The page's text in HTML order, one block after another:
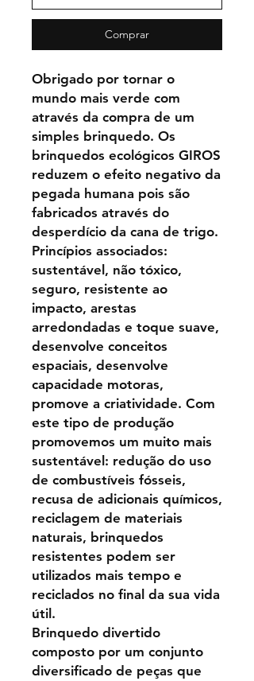
Comprar
Obrigado por tornar o
mundo mais verde com
através da compra de um
simples brinquedo. Os
brinquedos ecológicos GIROS
reduzem o efeito negativo da
pegada humana pois são
fabricados através do
desperdício da cana de trigo.
Princípios associados:
sustentável, não tóxico,
seguro, resistente ao
impacto, arestas
arredondadas e toque suave,
desenvolve conceitos
espaciais, desenvolve
capacidade motoras,
promove a criatividade. Com
este tipo de produção
promovemos um muito mais
sustentável: redução do uso
de combustíveis fósseis,
recusa de adicionais químicos,
reciclagem de materiais
naturais, brinquedos
resistentes podem ser
utilizados mais tempo e
reciclados no final da sua vida
útil.
Brinquedo divertido
composto por um conjunto
diversificado de peças que